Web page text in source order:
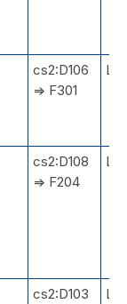
cs2:D106
=> F301
LT
cs2:D108
=> F204
LT
cs2:D103
LT